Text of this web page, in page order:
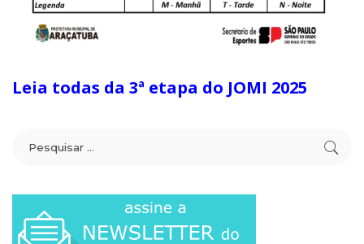
Leia todas da 3ª etapa do JOMI 2025